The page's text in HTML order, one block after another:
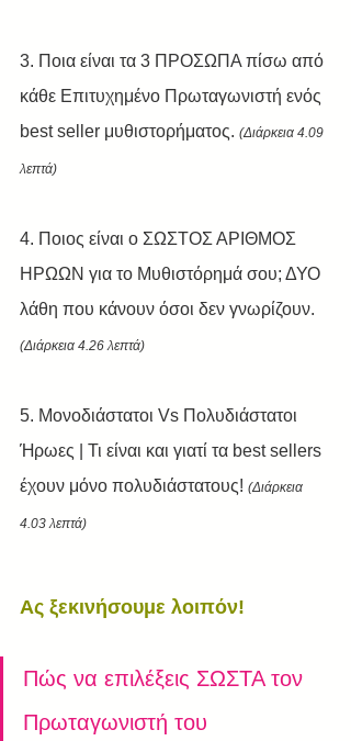
3. Ποια είναι τα 3 ΠΡΟΣΩΠΑ πίσω από
κάθε Επιτυχημένο Πρωταγωνιστή ενός
best seller μυθιστορήματος. (Διάρκεια 4.09
λεπτά)
4. Ποιος είναι ο ΣΩΣΤΟΣ ΑΡΙΘΜΟΣ
ΗΡΩΩΝ για το Μυθιστόρημά σου; ΔΥΟ
λάθη που κάνουν όσοι δεν γνωρίζουν.
(Διάρκεια 4.26 λεπτά)
5. Μονοδιάστατοι Vs Πολυδιάστατοι
Ήρωες | Τι είναι και γιατί τα best sellers
έχουν μόνο πολυδιάστατους! (Διάρκεια
4.03 λεπτά)
Ας ξεκινήσουμε λοιπόν!
Πώς να επιλέξεις ΣΩΣΤΑ τον
Πρωταγωνιστή του